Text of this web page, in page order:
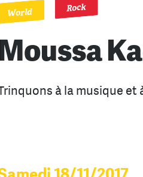
World Rock
à la musique et